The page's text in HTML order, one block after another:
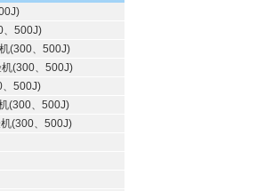
、500J)
(300、500J)
(300、500J)
、500J)
(300、500J)
(300、500J)